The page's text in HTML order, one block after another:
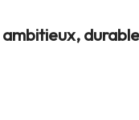
ambitieux,